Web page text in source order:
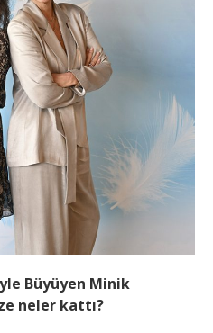
Büyüyen Minik
neler kattı?